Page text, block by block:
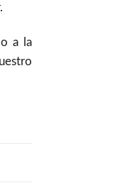
a la